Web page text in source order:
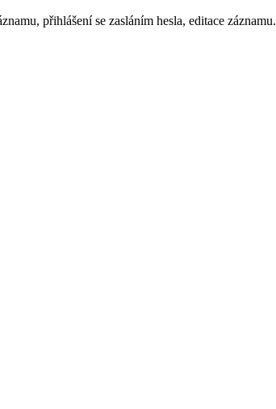
přihlášení se zasláním hesla, editace záznamu.